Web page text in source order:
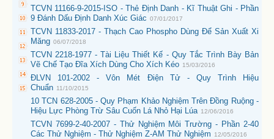
TCVN 11166-9-2015-ISO - Thẻ Định Danh - Kĩ Thuật Ghi - Phần
9 Đánh Dấu Định Danh Xúc Giác 07/01/2017
TCVN 11833-2017 - Thạch Cao Phospho Dùng Để Sản Xuất Xi
Măng 06/07/2018
TCVN 2218-1977 - Tài Liệu Thiết Kế - Quy Tắc Trình Bày Bản
Vẽ Chế Tạo Đĩa Xích Dùng Cho Xích Kéo 15/03/2016
ĐLVN 101-2002 - Vôn Mét Điện Tử - Quy Trình Hiệu
Chuẩn 11/10/2015
10 TCN 628-2005 - Quy Phạm Khảo Nghiệm Trên Đồng Ruộng -
Hiệu Lực Phòng Trừ Sâu Cuốn Lá Nhỏ Hại Lúa 12/06/2016
TCVN 7699-2-40-2007 - Thử Nghiệm Môi Trường - Phần 2-40
Các Thử Nghiệm - Thử Nghiệm Z-AM Thử Nghiệm
12/05/2016